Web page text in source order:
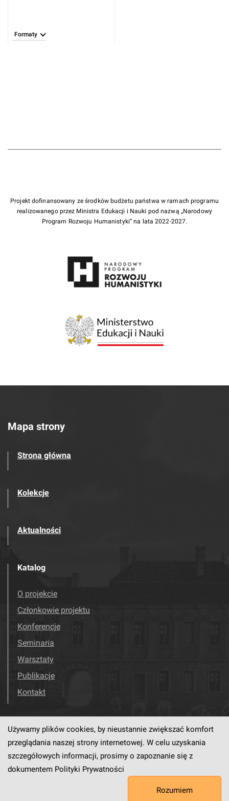
Formaty
Projekt dofinansowany ze środków budżetu państwa w ramach programu
realizowanego przez Ministra Edukacji i Nauki pod nazwą „Narodowy
Program Rozwoju Humanistyki” na lata 2022-2027.
Mapa strony
Strona główna
Kolekcje
Aktualności
Katalog
O projekcie
Członkowie projektu
Konferencje
Seminaria
Warsztaty
Publikacje
Kontakt
Odwiedź nas! Facebook
Używamy plików cookies, by nieustannie zwiększać komfort
przeglądania naszej strony internetowej. W celu uzyskania
szczegółowych informacji, prosimy o zapoznanie się z
dokumentem Polityki Prywatności
Rozumiem